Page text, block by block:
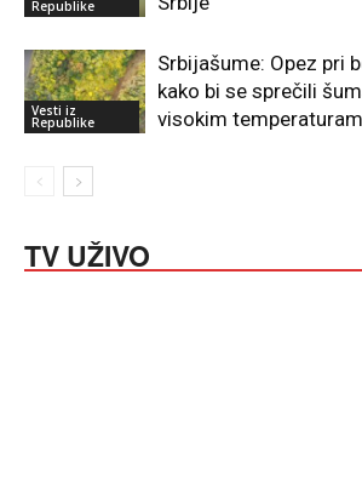
Republike
Vesti iz
Republike
Srbijašume: Opez pri
kako bi se sprečili
visokim
TV UŽIVO